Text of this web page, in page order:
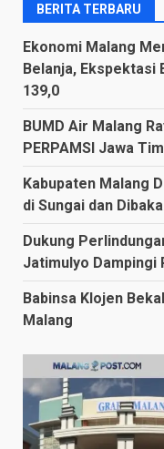
BERITA TERBARU
Ekonomi Malang
Belanja, Ekspektasi
139,0
BUMD Air Malang
PERPAMSI Jawa
Kabupaten Malang
di Sungai dan
Dukung
Jatimulyo Dampingi
Babinsa Klojen
Malang